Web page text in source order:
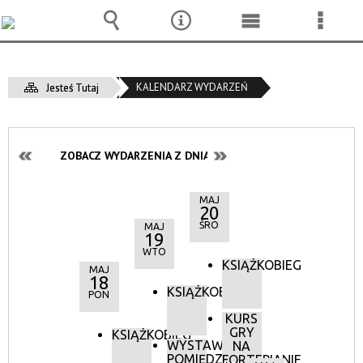
Jesteś Tutaj KALENDARZ WYDARZEŃ
ZOBACZ WYDARZENIA Z DNIA:
MAJ
18
PON
KSIĄŻKOBIEG
MAJ
19
WTO
KSIĄŻKOBIEG
WYSTAWA:
POMIĘDZY
MAJ
20
ŚRO
KSIĄŻKOBIEG
KURS
GRY
NA
FORTEPIANIE
Wyszukiwarka
NarzędziaMenu
Menu